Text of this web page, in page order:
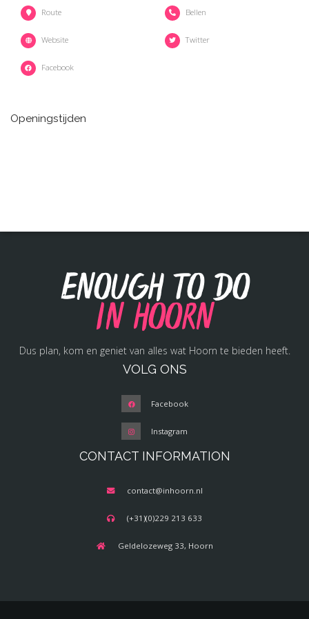
Route Bellen
Website Twitter
Facebook
Openingstijden
Enough to do
in Hoorn
Dus plan, kom en geniet van alles wat Hoorn te bieden heeft.
VOLG ONS
Facebook
Instagram
CONTACT INFORMATION
contact@inhoorn.nl
(+31)(0)229 213 633
Geldelozeweg 33, Hoorn